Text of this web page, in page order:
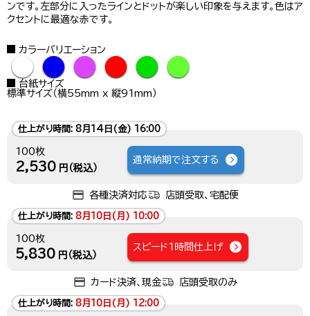
ンです。左部分に入ったラインとドットが楽しい印象を与えます。色はア
クセントに最適な赤です。
カラーバリエーション
● ● ● ● ● ●
台紙サイズ
標準サイズ（横55mm x 縦91mm）
仕上がり時間: 8月14日(金) 16:00
100枚
2,530 円（税込）
通常納期で注文する
各種決済対応 店頭受取、宅配便
仕上がり時間: 8月10日(月) 10:00
100枚
5,830 円（税込）
スピード1時間仕上げ
カード決済、現金 店頭受取のみ
仕上がり時間: 8月10日(月) 12:00